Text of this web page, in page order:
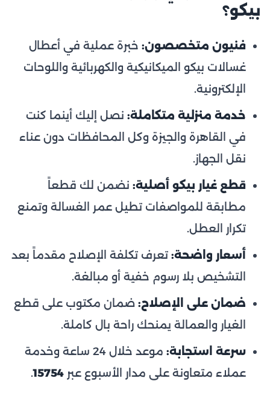
بيكو؟
فنيون متخصصون: خبرة عملية في أعطال
غسالات بيكو الميكانيكية والكهربائية واللوحات
الإلكترونية.
خدمة منزلية متكاملة: نصل إليك أينما كنت
في القاهرة والجيزة وكل المحافظات دون عناء
نقل الجهاز.
قطع غيار بيكو أصلية: نضمن لك قطعاً
مطابقة للمواصفات تطيل عمر الغسالة وتمنع
تكرار العطل.
أسعار واضحة: تعرف تكلفة الإصلاح مقدماً بعد
التشخيص بلا رسوم خفية أو مبالغة.
ضمان على الإصلاح: ضمان مكتوب على قطع
الغيار والعمالة يمنحك راحة بال كاملة.
سرعة استجابة:
موعد خلال 24 ساعة وخدمة
عملاء متعاونة على مدار الأسبوع عبر 15754
.